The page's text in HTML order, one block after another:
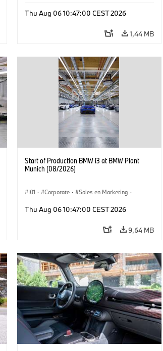
Thu Aug 06 10:47:00 CEST 2026
1,44 MB
Start of Production BMW i3 at BMW Plant
Munich (08/2026)
I01 · Corporate · Sales en Marketing ·
Thu Aug 06 10:47:00 CEST 2026
9,64 MB